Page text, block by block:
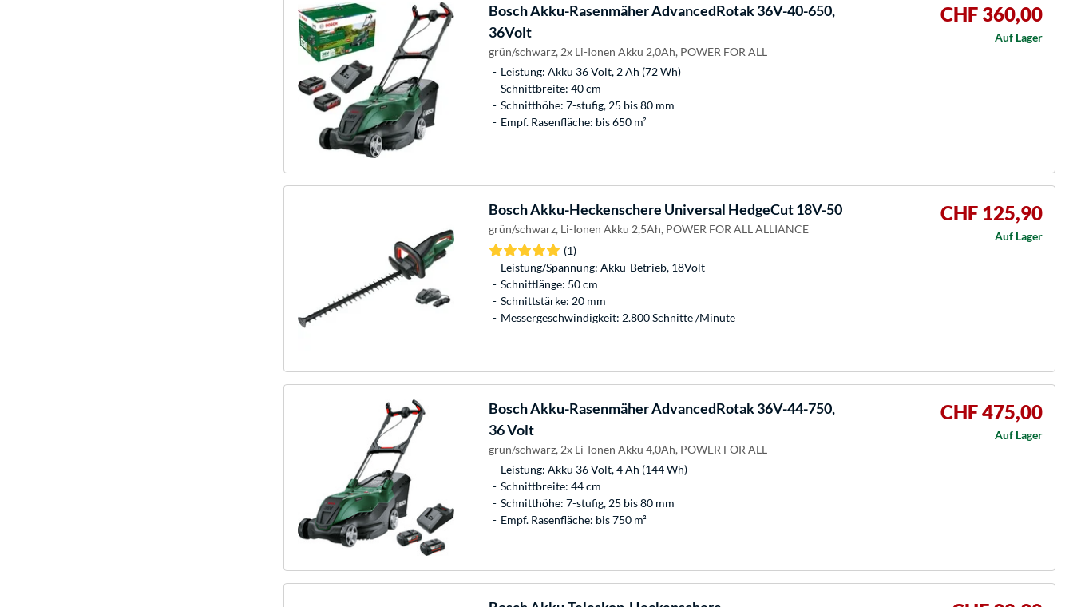
BoschAkku-Rasenmäher AdvancedRotak 36V-40-650,
36Volt
grün/schwarz, 2x Li-Ionen Akku 2,0Ah, POWER FOR ALL
Leistung: Akku 36 Volt, 2 Ah (72 Wh)
Schnittbreite: 40 cm
Schnitthöhe: 7-stufig, 25 bis 80 mm
Empf. Rasenfläche: bis 650 m²
CHF 360,00
Auf Lager
BoschAkku-Heckenschere Universal HedgeCut 18V-50
grün/schwarz, Li-Ionen Akku 2,5Ah, POWER FOR ALL ALLIANCE
(1)
Leistung/Spannung: Akku-Betrieb, 18Volt
Schnittlänge: 50 cm
Schnittstärke: 20 mm
Messergeschwindigkeit: 2.800 Schnitte /Minute
CHF 125,90
Auf Lager
BoschAkku-Rasenmäher AdvancedRotak 36V-44-750,
36 Volt
grün/schwarz, 2x Li-Ionen Akku 4,0Ah, POWER FOR ALL
Leistung: Akku 36 Volt, 4 Ah (144 Wh)
Schnittbreite: 44 cm
Schnitthöhe: 7-stufig, 25 bis 80 mm
Empf. Rasenfläche: bis 750 m²
CHF 475,00
Auf Lager